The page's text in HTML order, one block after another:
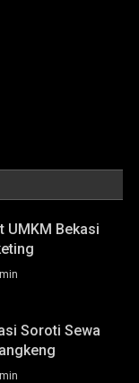
UMKM Bekasi
Soroti Sewa